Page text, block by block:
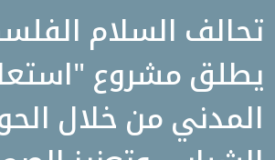
تحالف السلام
يطلق مشروع
المدني من خلال